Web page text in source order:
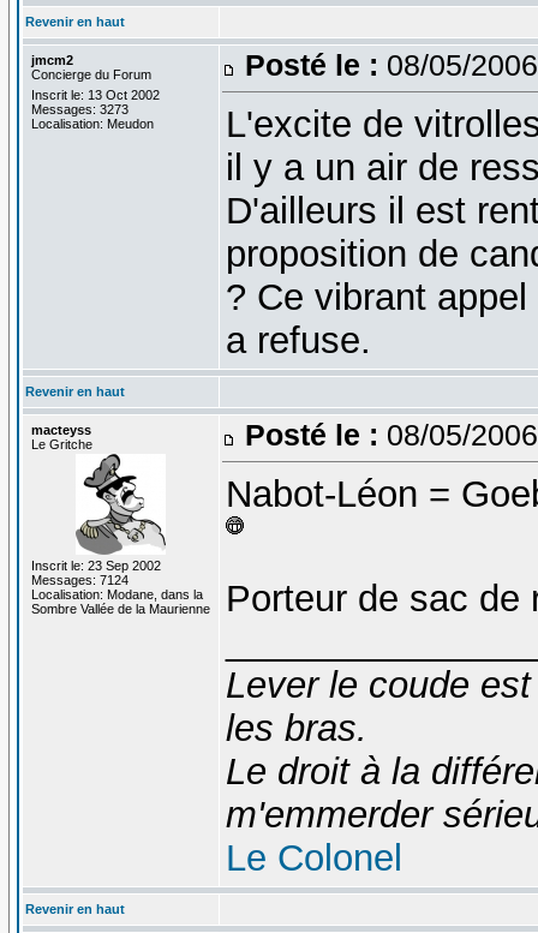
Revenir en haut
jmcm2
Concierge du Forum
Inscrit le: 13 Oct 2002
Messages: 3273
Localisation: Meudon
Posté le : 08/05/
L'excite de
il y a un air de
D'ailleurs il est
proposition de
? Ce vibrant
a refuse.
Revenir en haut
macteyss
Le Gritche
Inscrit le: 23 Sep 2002
Messages: 7124
Localisation: Modane, dans la
Sombre Vallée de la Maurienne
Posté le : 08/05/
Nabot-Léon =
Porteur de sac de
Lever le coude
les bras.
Le droit à la
m'emmerder
Le Colonel
Revenir en haut